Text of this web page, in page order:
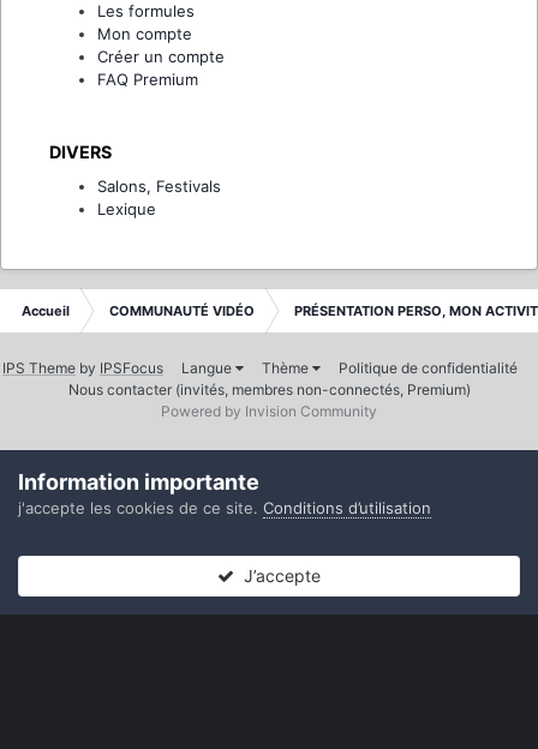
Les formules
Mon compte
Créer un compte
FAQ Premium
DIVERS
Salons, Festivals
Lexique
Accueil COMMUNAUTÉ VIDÉO PRÉSENTATION PERSO, MON
IPS Theme by IPSFocus Langue Thème
Politique de confidentialité
Nous contacter (invités, membres non-connectés, Premium)
Powered by Invision Community
Information importante
j'accepte les cookies de ce site. Conditions d’utilisation
J’accepte